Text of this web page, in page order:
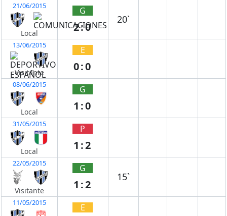
21/06/2015
Local
G
2:0
20`
13/06/2015
Visitante
E
0:0
08/06/2015
Local
G
1:0
31/05/2015
Local
P
1:2
22/05/2015
Visitante
G
1:2
15`
11/05/2015 E